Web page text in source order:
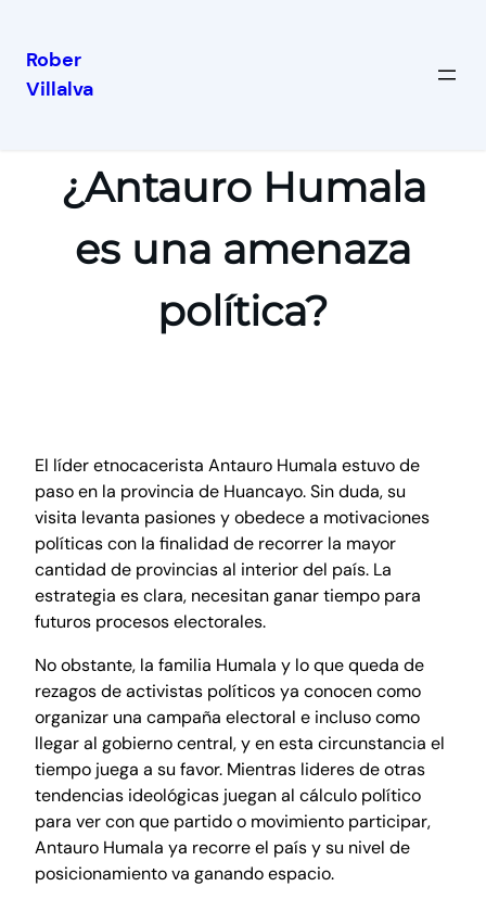
Rober
Villalva
¿Antauro Humala
es una amenaza
política?
El líder etnocacerista Antauro Humala estuvo de
paso en la provincia de Huancayo. Sin duda, su
visita levanta pasiones y obedece a motivaciones
políticas con la finalidad de recorrer la mayor
cantidad de provincias al interior del país. La
estrategia es clara, necesitan ganar tiempo para
futuros procesos electorales.
No obstante, la familia Humala y lo que queda de
rezagos de activistas políticos ya conocen como
organizar una campaña electoral e incluso como
llegar al gobierno central, y en esta circunstancia el
tiempo juega a su favor. Mientras lideres de otras
tendencias ideológicas juegan al cálculo político
para ver con que partido o movimiento participar,
Antauro Humala ya recorre el país y su nivel de
posicionamiento va ganando espacio.